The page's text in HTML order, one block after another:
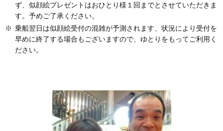
ず、似顔絵プレゼントはおひとり様１回までとさせていただきま
す。予めご了承ください。
※ 乗船翌日は似顔絵受付の混雑が予測されます、状況により受付を
早めに終了する場合もございますので、ゆとりをもってご利用く
ださい。